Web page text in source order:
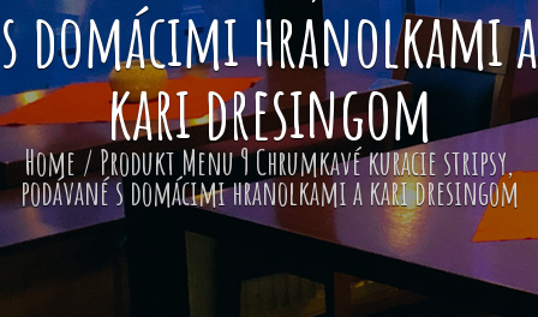
s domácimi hranolkami a
kari dresingom
Home/ Produkt Menu 9 Chrumkavé kuracie stripsy,
podávané s domácimi hranolkami a kari dresingom